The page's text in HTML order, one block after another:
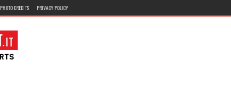
PHOTO CREDITS PRIVACY POLICY